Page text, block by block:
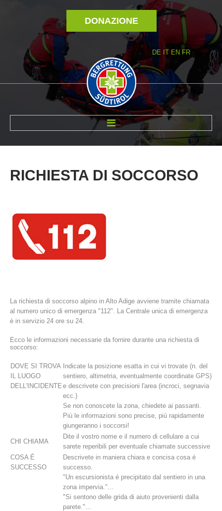
DONAZIONE
DE IT EN FR
La storia
RICHIESTA DI SOCCORSO
La richiesta di soccorso alpino in Alto Adige avviene tramite chiamata
al numero unico di emergenza "112". La Centrale unica di emergenza
è in servizio 24 ore su 24.
Ecco le informazioni necessarie da fornire durante una richiesta di
soccorso:
DOVE SI TROVA
IL LUOGO
DELL'INCIDENTE
Indicate la posizione esatta in cui vi trovate (n. del
sentiero, altimetria, eventualmente coordinate GPS)
e descrivete con precisioni l'area (incroci, segnavia
ecc.)
Se non conoscete la zona, chiedete ai passanti.
Piú le informazioni sono precise, piú rapidamente
giungeranno i soccorsi!
CHI CHIAMA
Dite il vostro nome e il numero di cellulare a cui
sarete reperibili per eventuale chiamate successive
COSA É
SUCCESSO
Descrivete in maniera chiara e concisa cosa é
successo.
"Un escursionista é precipitato dal sentiero in una
zona impervia."...
"Si sentono delle grida di aiuto provenienti dalla
parete."...